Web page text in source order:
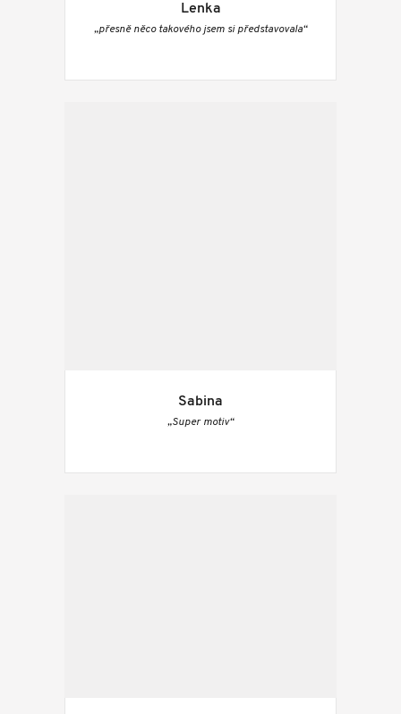
Lenka
„přesně něco takového jsem si představovala“
Sabina
„Super motiv“